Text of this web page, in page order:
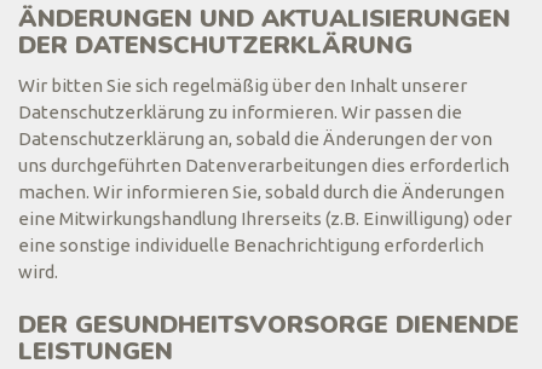
ÄNDERUNGEN UND AKTUALISIERUNGEN
DER DATENSCHUTZERKLÄRUNG
Wir bitten Sie sich regelmäßig über den Inhalt unserer
Datenschutzerklärung zu informieren. Wir passen die
Datenschutzerklärung an, sobald die Änderungen der von
uns durchgeführten Datenverarbeitungen dies erforderlich
machen. Wir informieren Sie, sobald durch die Änderungen
eine Mitwirkungshandlung Ihrerseits (z.B. Einwilligung) oder
eine sonstige individuelle Benachrichtigung erforderlich
wird.
DER GESUNDHEITSVORSORGE DIENENDE
LEISTUNGEN